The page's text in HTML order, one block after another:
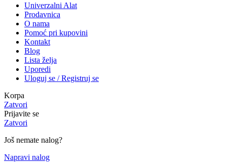
Univerzalni Alat
Prodavnica
O nama
Pomoć pri kupovini
Kontakt
Blog
Lista želja
Uporedi
Uloguj se / Registruj se
Korpa
Zatvori
Prijavite se
Zatvori
Još nemate nalog?
Napravi nalog